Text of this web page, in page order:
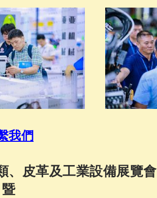
我們
、皮革及工業設備展覽會
暨